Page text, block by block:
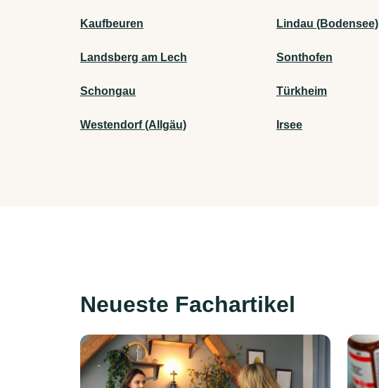
Kaufbeuren Lindau (Bodensee)
Landsberg am Lech Sonthofen
Schongau Türkheim
Westendorf (Allgäu) Irsee
Neueste Fachartikel